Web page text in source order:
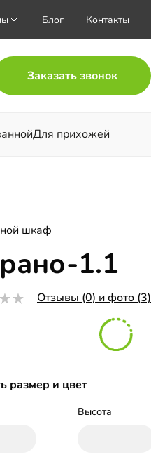
Блог Контакты
Заказать звонок
Для прихожей
шкаф
1.1
Отзывы (0) и фото (3)
размер и цвет
Высота